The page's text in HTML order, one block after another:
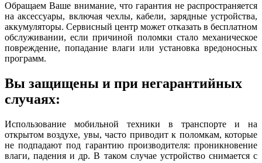
Обращаем Ваше внимание, что гарантия не распространяется
на аксессуары, включая чехлы, кабели, зарядные устройства,
аккумуляторы. Сервисный центр может отказать в бесплатном
обслуживании, если причиной поломки стало механическое
повреждение, попадание влаги или установка вредоносных
программ.
Вы защищены и при негарантийных
случаях:
Использование мобильной техники в транспорте и на
открытом воздухе, увы, часто приводит к поломкам, которые
не подпадают под гарантию производителя: проникновение
влаги, падения и др. В таком случае устройство снимается с